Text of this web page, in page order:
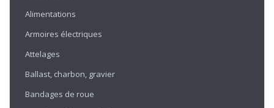
Alimentations
Armoires électriques
Attelages
Ballast, charbon, gravier
Bandages de roue